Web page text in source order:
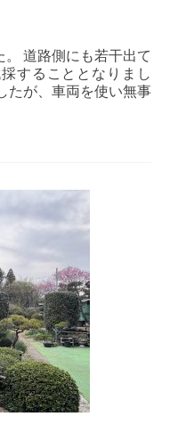
道路側にも若干出て
することとなりまし
たが、車両を使い無事